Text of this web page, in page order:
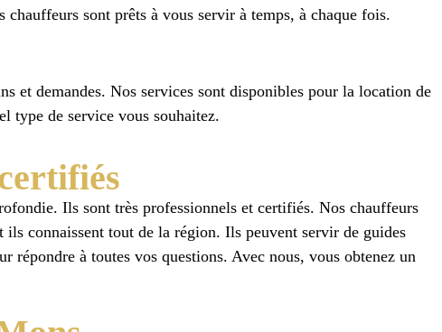
sont prêts à vous servir à temps, à chaque fois.
et demandes. Nos services sont disponibles pour la location de
type de service vous souhaitez.
Ils sont très professionnels et certifiés. Nos chauffeurs
connaissent tout de la région. Ils peuvent servir de guides
à toutes vos questions. Avec nous, vous obtenez un